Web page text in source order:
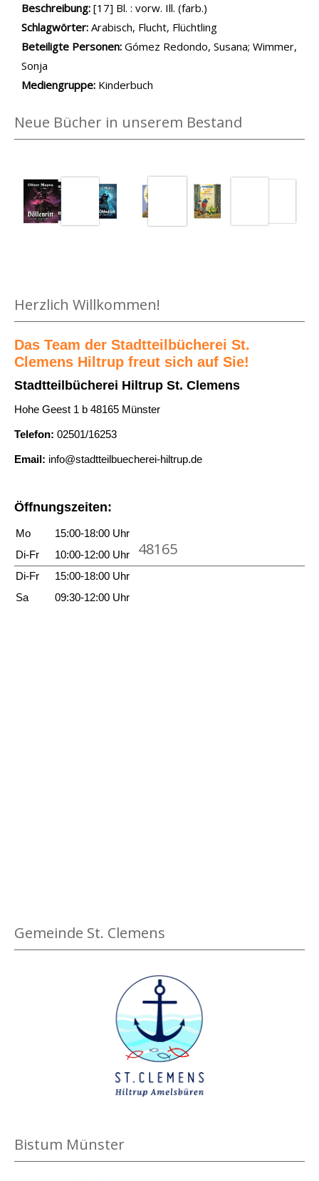
Beschreibung: [17] Bl. : vorw. Ill. (farb.)
Schlagwörter: Arabisch, Flucht, Flüchtling
Beteiligte Personen: Suche nach dieser Beteiligten Person
Gómez Redondo, Susana; Wimmer,
Sonja
Mediengruppe: Kinderbuch
Neue Bücher in unserem Bestand
Herzlich Willkommen!
Das Team der Stadtteilbücherei St.
Clemens Hiltrup freut sich auf Sie!
Stadtteilbücherei Hiltrup St. Clemens
Hohe Geest 1 b 48165 Münster
Telefon: 02501/16253
Email: info@stadtteilbuecherei-hiltrup.de
Öffnungszeiten:
Mo
15:00-18:00 Uhr
Di-Fr
10:00-12:00 Uhr
Di-Fr
15:00-18:00 Uhr
Sa
09:30-12:00 Uhr
48165
Gemeinde St. Clemens
Bistum Münster